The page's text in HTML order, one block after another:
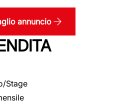
annuncio
Stage